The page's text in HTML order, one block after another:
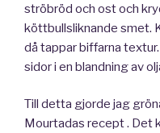
ströbröd och ost och
köttbullsliknande smet.
då tappar biffarna
sidor i en blandning av
Till detta gjorde jag
Mourtadas recept . Det